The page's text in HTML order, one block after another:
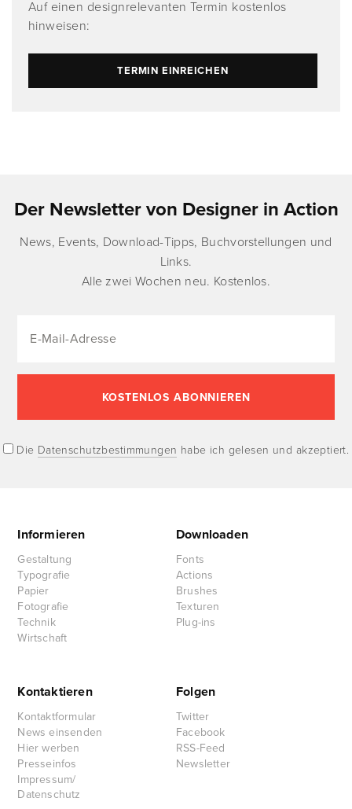
Auf einen designrelevanten Termin kostenlos
hinweisen:
TERMIN EINREICHEN
Der Newsletter von Designer in Action
News, Events, Download-Tipps, Buchvorstellungen und
Links.
Alle zwei Wochen neu. Kostenlos.
Die Datenschutzbestimmungen habe ich gelesen und akzeptiert.
Informieren
Gestaltung
Typografie
Papier
Fotografie
Technik
Wirtschaft
Downloaden
Fonts
Actions
Brushes
Texturen
Plug-ins
Kontaktieren
Kontaktformular
News einsenden
Hier werben
Presseinfos
Impressum/
Datenschutz
Folgen
Twitter
Facebook
RSS-Feed
Newsletter